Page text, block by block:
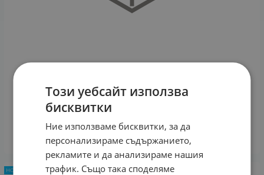
ФРЕЗИДЕРМ ТОНИРАН КРЕМ ЗА ЧУВСТВИТЕЛНА
КОЖА СЪС ЗАЧЕРВЯВАНИЯ 50 мл
30.30
КУПИ
НОВ ПРОДУКТ
Този уебсайт използва
бисквитки
Ние използваме бисквитки, за да
персонализираме съдържанието,
рекламите и да анализираме нашия
трафик. Също така споделяме